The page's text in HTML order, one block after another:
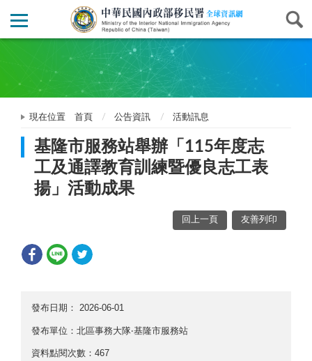
現在位置 首頁 公告資訊 活動訊息
基隆市服務站舉辦「115年度志
工及通譯教育訓練暨優良志工表
揚」活動成果
回上一頁 友善列印
發布日期： 2026-06-01
發布單位：北區事務大隊‧基隆市服務站
資料點閱次數：467